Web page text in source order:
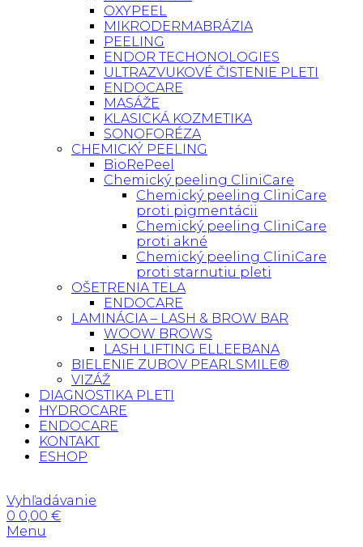
OXYPEEL
MIKRODERMABRÁZIA
PEELING
ENDOR TECHONOLOGIES
ULTRAZVUKOVÉ ČISTENIE PLETI
ENDOCARE
MASÁŽE
KLASICKÁ KOZMETIKA
SONOFORÉZA
CHEMICKÝ PEELING
BioRePeel
Chemický peeling CliniCare
Chemický peeling CliniCare
proti pigmentácii
Chemický peeling CliniCare
proti akné
Chemický peeling CliniCare
proti starnutiu pleti
OŠETRENIA TELA
ENDOCARE
LAMINÁCIA – LASH & BROW BAR
WOOW BROWS
LASH LIFTING ELLEEBANA
BIELENIE ZUBOV PEARLSMILE®
VIZÁŽ
DIAGNOSTIKA PLETI
HYDROCARE
ENDOCARE
KONTAKT
ESHOP
Vyhľadávanie
0 0,00 €
Menu